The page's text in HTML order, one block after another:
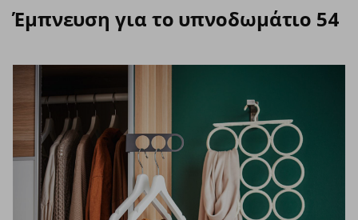
Έμπνευση για το υπνοδωμάτιο 54